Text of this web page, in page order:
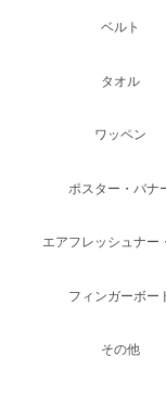
ベルト
タオル
ワッペン
ポスター・バナ
エアフレッシュナー
フィンガーボー
その他